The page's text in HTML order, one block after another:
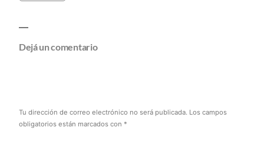
Dejá un comentario
Tu dirección de correo electrónico no será publicada. Los campos
obligatorios están marcados con *